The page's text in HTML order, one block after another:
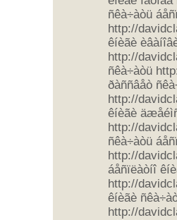
ñêà÷àòü
http://
êíèãè
http://
ñêà÷àòü
ðàññâåò
http://
êíèãè
http://
ñêà÷àòü
http://
áåñïëàòíî
http://
êíèãè
http://